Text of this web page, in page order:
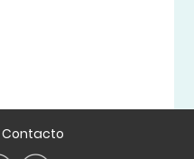
Contacto